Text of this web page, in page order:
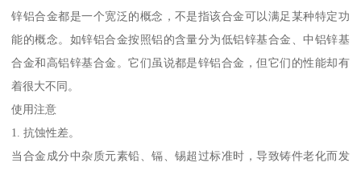
锌铝合金都是一个宽泛的概念，不是指该合金可以满足某种特定功
能的概念。如锌铝合金按照铝的含量分为低铝锌基合金、中铝锌基
合金和高铝锌基合金。它们虽说都是锌铝合金，但它们的性能却有
着很大不同。
使用注意
1. 抗蚀性差。
当合金成分中杂质元素铅、镉、锡超过标准时，导致铸件老化而发